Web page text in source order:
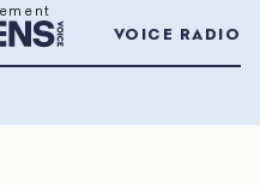
VOICE RADIO